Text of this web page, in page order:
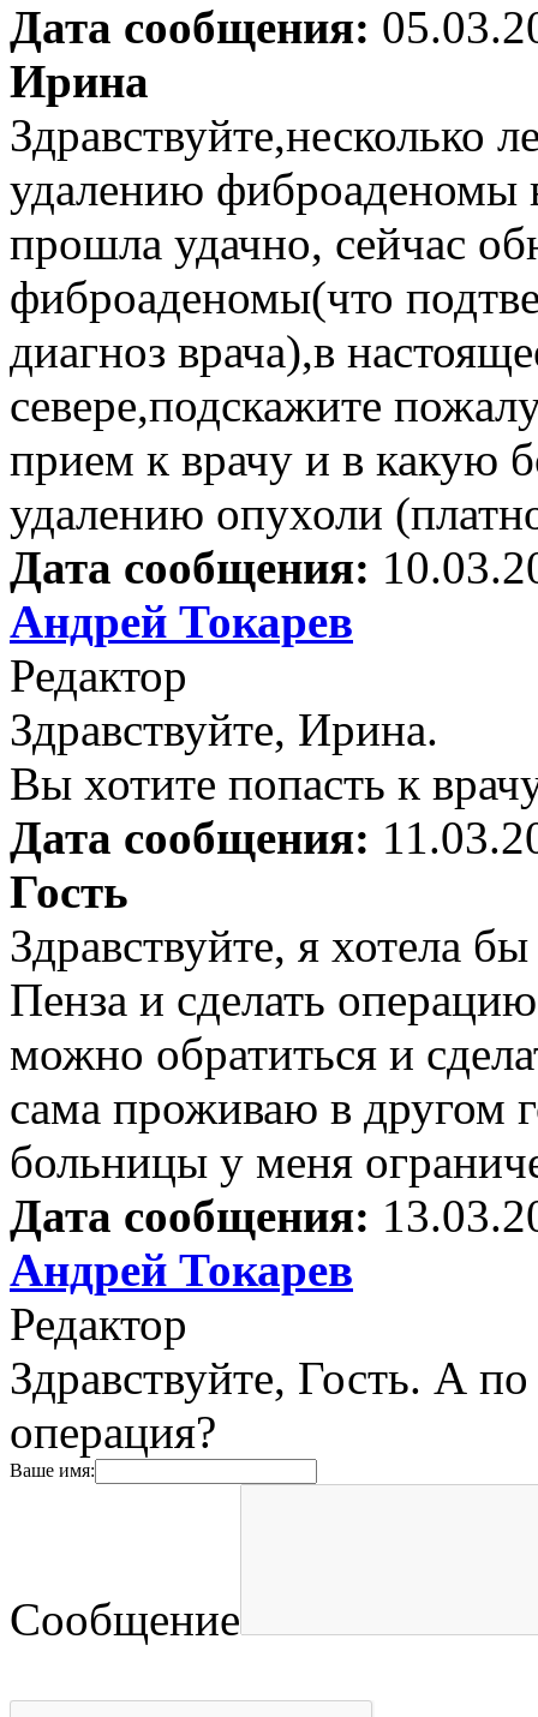
Дата сообщения:
Ирина
Здравствуйте,несколько
удалению фиброаденомы
прошла удачно, сейчас
фиброаденомы(что
диагноз врача),в
севере,подскажите
прием к врачу и в какую
удалению опухоли
Дата сообщения:
Андрей Токарев
Редактор
Здравствуйте, Ирина.
Вы хотите попасть к
Дата сообщения:
Гость
Здравствуйте, я хотела
Пенза и сделать
можно обратиться и
сама проживаю в другом
больницы у меня
Дата сообщения:
Андрей Токарев
Редактор
Здравствуйте, Гость. А
операция?
Ваше имя:
Сообщение